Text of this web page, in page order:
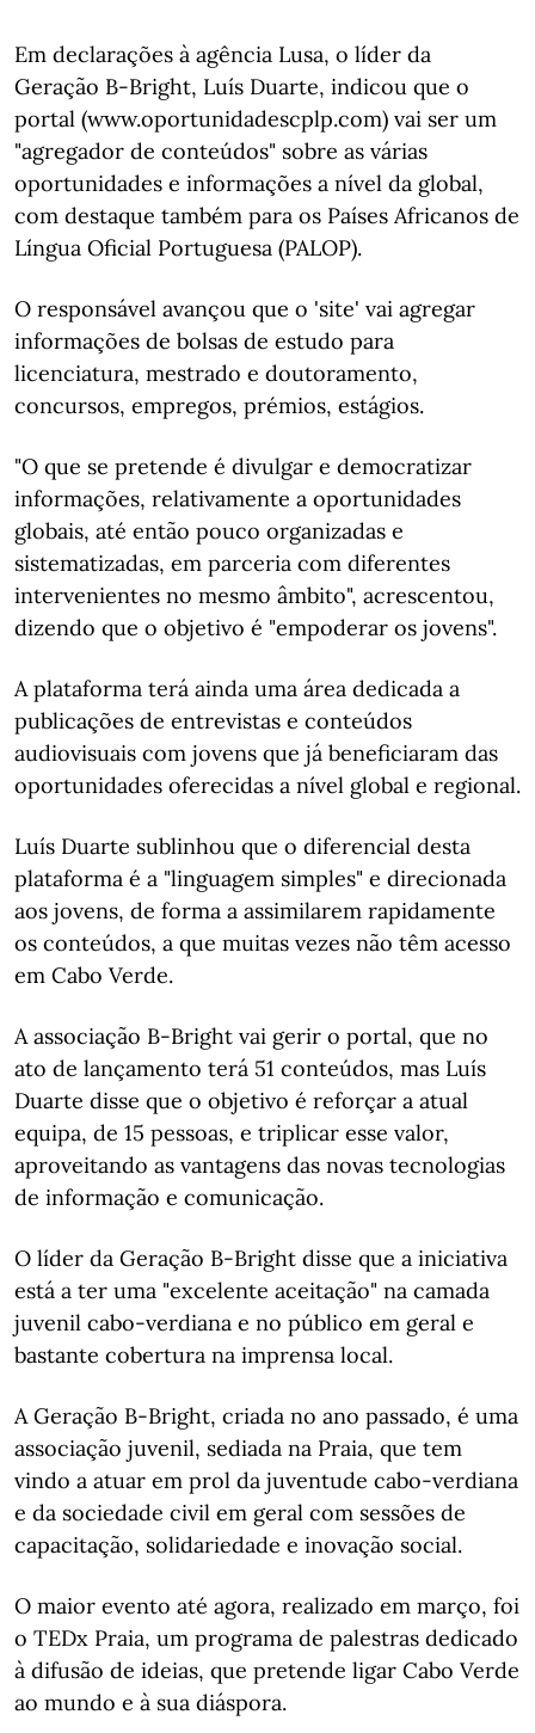
Em declarações à agência Lusa, o líder da
Geração B-Bright, Luís Duarte, indicou que o
portal (www.oportunidadescplp.com) vai ser um
"agregador de conteúdos" sobre as várias
oportunidades e informações a nível da global,
com destaque também para os Países Africanos de
Língua Oficial Portuguesa (PALOP).
O responsável avançou que o 'site' vai agregar
informações de bolsas de estudo para
licenciatura, mestrado e doutoramento,
concursos, empregos, prémios, estágios.
"O que se pretende é divulgar e democratizar
informações, relativamente a oportunidades
globais, até então pouco organizadas e
sistematizadas, em parceria com diferentes
intervenientes no mesmo âmbito", acrescentou,
dizendo que o objetivo é "empoderar os jovens".
A plataforma terá ainda uma área dedicada a
publicações de entrevistas e conteúdos
audiovisuais com jovens que já beneficiaram das
oportunidades oferecidas a nível global e regional.
Luís Duarte sublinhou que o diferencial desta
plataforma é a "linguagem simples" e direcionada
aos jovens, de forma a assimilarem rapidamente
os conteúdos, a que muitas vezes não têm acesso
em Cabo Verde.
A associação B-Bright vai gerir o portal, que no
ato de lançamento terá 51 conteúdos, mas Luís
Duarte disse que o objetivo é reforçar a atual
equipa, de 15 pessoas, e triplicar esse valor,
aproveitando as vantagens das novas tecnologias
de informação e comunicação.
O líder da Geração B-Bright disse que a iniciativa
está a ter uma "excelente aceitação" na camada
juvenil cabo-verdiana e no público em geral e
bastante cobertura na imprensa local.
A Geração B-Bright, criada no ano passado, é uma
associação juvenil, sediada na Praia, que tem
vindo a atuar em prol da juventude cabo-verdiana
e da sociedade civil em geral com sessões de
capacitação, solidariedade e inovação social.
O maior evento até agora, realizado em março, foi
o TEDx Praia, um programa de palestras dedicado
à difusão de ideias, que pretende ligar Cabo Verde
ao mundo e à sua diáspora.